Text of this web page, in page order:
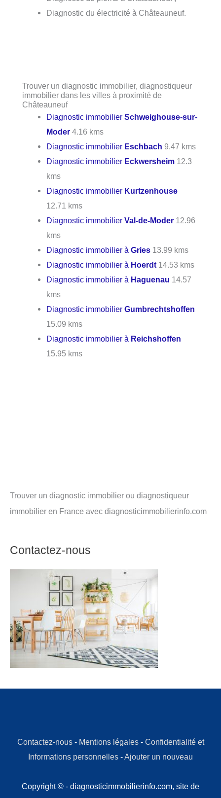
Diagnostic du électricité à Châteauneuf.
Trouver un diagnostic immobilier, diagnostiqueur
immobilier dans les villes à proximité de
Châteauneuf
Diagnostic immobilierSchweighouse-sur-
Moder 4.16 kms
Diagnostic immobilier Eschbach 9.47 kms
Diagnostic immobilier Eckwersheim 12.3
kms
Diagnostic immobilier Kurtzenhouse
12.71 kms
Diagnostic immobilierVal-de-Moder 12.96
kms
Diagnostic immobilier àGries 13.99 kms
Diagnostic immobilier à Hoerdt 14.53 kms
Diagnostic immobilier à Haguenau 14.57
kms
Diagnostic immobilierGumbrechtshoffen
15.09 kms
Diagnostic immobilier à Reichshoffen
15.95 kms
Trouver un diagnostic immobilier ou diagnostiqueur
immobilier en France avec diagnosticimmobilierinfo.com
Contactez-nous
Contactez-nous- Mentions légales- Confidentialité et
Informations personnelles -Ajouter un nouveau
Copyright © - diagnosticimmobilierinfo.com, site de